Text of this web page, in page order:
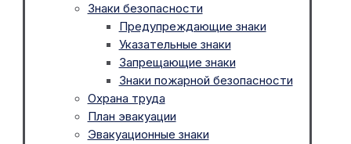
Знаки безопасности
Предупреждающие знаки
Указательные знаки
Запрещающие знаки
Знаки пожарной безопасности
Охрана труда
План эвакуации
Эвакуационные знаки